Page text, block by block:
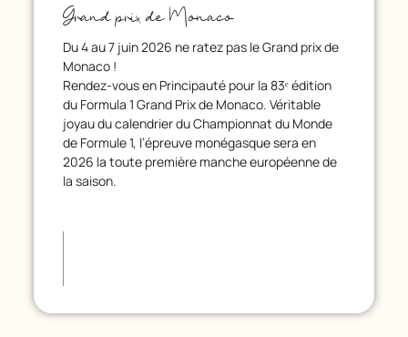
Grand prix de Monaco
Du 4 au 7 juin 2026 ne ratez pas le Grand prix de
Monaco !
Rendez-vous en Principauté pour la 83ᵉ édition
du Formula 1 Grand Prix de Monaco. Véritable
joyau du calendrier du Championnat du Monde
de Formule 1, l’épreuve monégasque sera en
2026 la toute première manche européenne de
la saison.